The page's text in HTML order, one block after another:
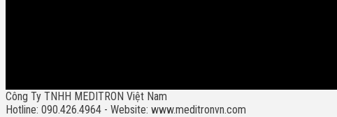
Công Ty TNHH MEDITRON Việt Nam
Hotline: 090.426.4964 - Website: www.meditronvn.com